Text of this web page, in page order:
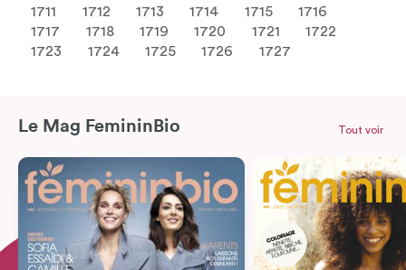
1711
1712 1713 1714 1715
1716
1717
1718 1719 1720 1721
1722
1723
1724 1725 1726 1727
Le Mag FemininBio Tout voir